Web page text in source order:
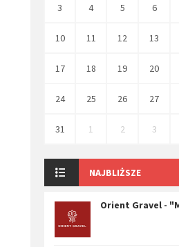
3 4 5 6
10 11 12 13
17 18 19 20
24 25 26 27
31 1 2 3
NAJBLIŻSZE
Orient Gravel -